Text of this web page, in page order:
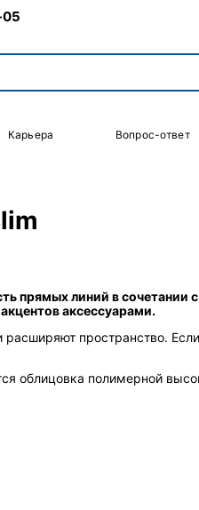
Карьера Вопрос-ответ
прямых линий в
аксессуарами.
пространство.
облицовка полимерной